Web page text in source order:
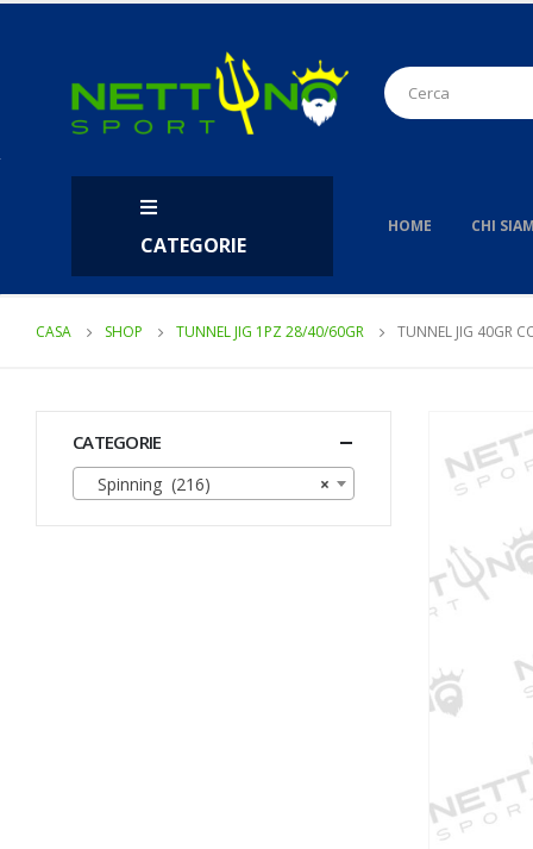
CATEGORIE
HOME CHI
CASA SHOP TUNNEL JIG 1PZ 28/40/60GR TUNNEL JIG 40GR
CATEGORIE
×
Spinning (216)